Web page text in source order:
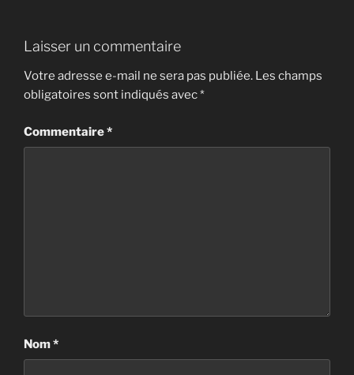
Laisser un commentaire
Votre adresse e-mail ne sera pas publiée. Les champs
obligatoires sont indiqués avec*
Commentaire*
Nom*